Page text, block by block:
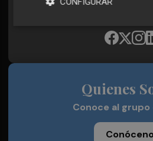
Plaza Podcast, desde
Quienes
Conoce al